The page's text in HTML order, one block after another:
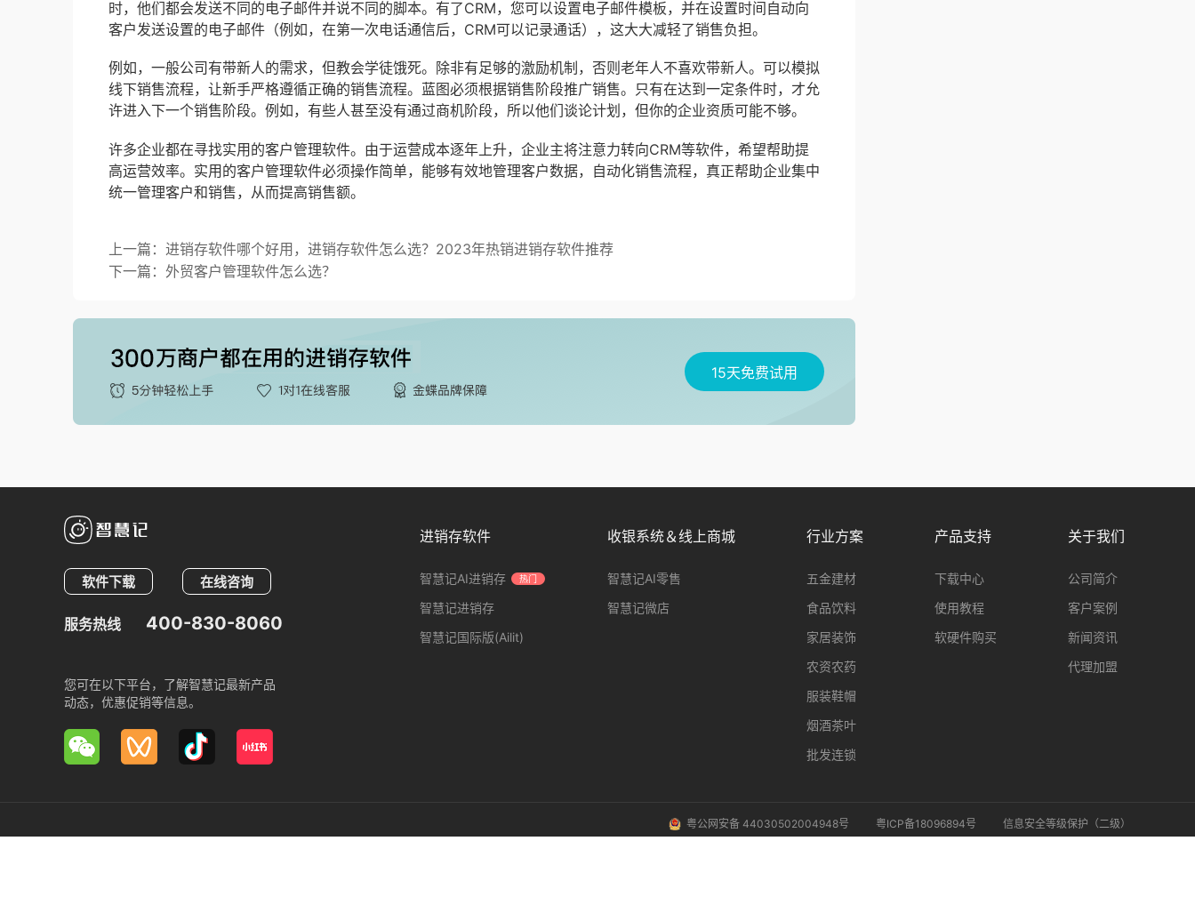
时，他们都会发送不同的电子邮件并说不同的脚本。有了CRM，您可以设置电子邮件模板，并在设置时间自动向
客户发送设置的电子邮件（例如，在第一次电话通信后，CRM可以记录通话），这大大减轻了销售负担。
例如，一般公司有带新人的需求，但教会学徒饿死。除非有足够的激励机制，否则老年人不喜欢带新人。可以模拟
线下销售流程，让新手严格遵循正确的销售流程。蓝图必须根据销售阶段推广销售。只有在达到一定条件时，才允
许进入下一个销售阶段。例如，有些人甚至没有通过商机阶段，所以他们谈论计划，但你的企业资质可能不够。
许多企业都在寻找实用的客户管理软件。由于运营成本逐年上升，企业主将注意力转向CRM等软件，希望帮助提
高运营效率。实用的客户管理软件必须操作简单，能够有效地管理客户数据，自动化销售流程，真正帮助企业集中
统一管理客户和销售，从而提高销售额。
上一篇：进销存软件哪个好用，进销存软件怎么选？2023年热销进销存软件推荐
下一篇：外贸客户管理软件怎么选？
15天免费试用
软件下载 在线咨询
服务热线 400-830-8060
您可在以下平台，了解智慧记最新产品
动态，优惠促销等信息。
进销存软件
智慧记AI进销存 热门
智慧记进销存
智慧记国际版(Ailit)
收银系统＆线上商城
智慧记AI零售
智慧记微店
行业方案
五金建材
食品饮料
家居装饰
农资农药
服装鞋帽
烟酒茶叶
批发连锁
产品支持
下载中心
使用教程
软硬件购买
关于我们
公司简介
客户案例
新闻资讯
代理加盟
粤公网安备 44030502004948号 粤ICP备18096894号 信息安全等级保护（二级）